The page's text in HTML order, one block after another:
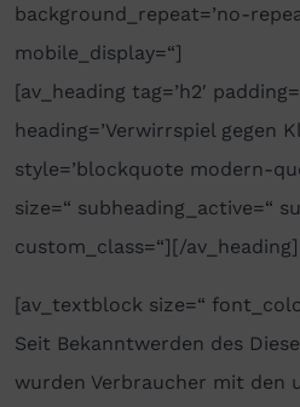
background_repeat=’no-
mobile_display=“]
[av_heading tag=’h2′
heading=’Verwirrspiel gegen
style=’blockquote modern-
size=“ subheading_active=“
custom_class=“][/av_heading]
[av_textblock size=“
Seit Bekanntwerden des
wurden Verbraucher mit den